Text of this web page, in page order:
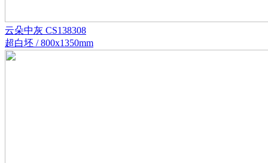
云朵中灰 CS138308
超白坯 / 800x1350mm